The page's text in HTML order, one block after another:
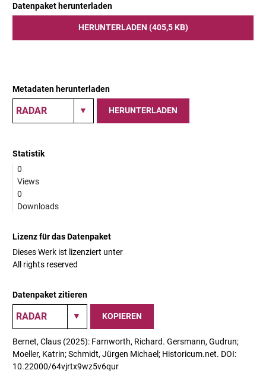
Datenpaket herunterladen
HERUNTERLADEN (405,5 KB)
Metadaten herunterladen
HERUNTERLADEN
Statistik
0
Views
0
Downloads
Lizenz für das Datenpaket
Dieses Werk ist lizenziert unter
All rights reserved
Datenpaket zitieren
KOPIEREN
Bernet, Claus (2025): Farnworth, Richard. Gersmann, Gudrun;
Moeller, Katrin; Schmidt, Jürgen Michael; Historicum.net. DOI:
10.22000/64vjrtx9wz5v6qur